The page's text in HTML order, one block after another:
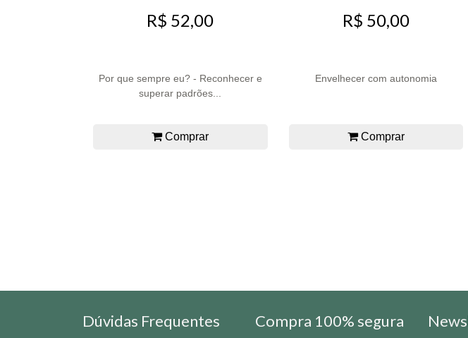
R$ 52,00
Por que sempre eu? - Reconhecer e
superar padrões...
Comprar
R$ 50,00
Envelhecer com autonomia
Comprar
Dúvidas Frequentes Compra 100% segura